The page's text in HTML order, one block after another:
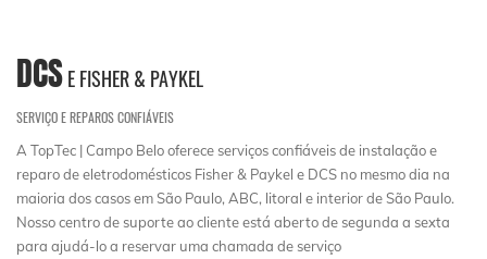
DCSE FISHER & PAYKEL
SERVIÇO E REPAROS CONFIÁVEIS
A TopTec | Campo Belo oferece serviços confiáveis de instalação e
reparo de eletrodomésticos Fisher & Paykel e DCS no mesmo dia na
maioria dos casos em São Paulo, ABC, litoral e interior de São Paulo.
Nosso centro de suporte ao cliente está aberto de segunda a sexta
para ajudá-lo a reservar uma chamada de serviço